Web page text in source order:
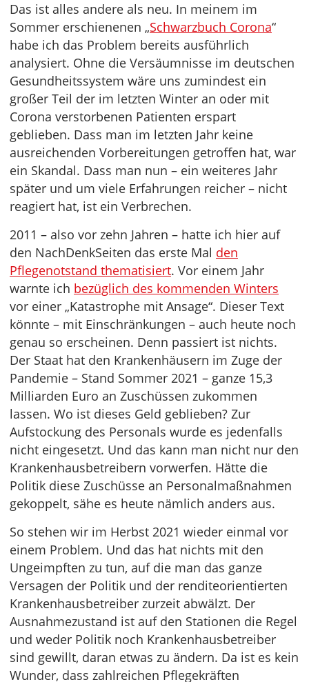
Das ist alles andere als neu. In meinem im
Sommer erschienenen „Schwarzbuch Corona“
habe ich das Problem bereits ausführlich
analysiert. Ohne die Versäumnisse im deutschen
Gesundheitssystem wäre uns zumindest ein
großer Teil der im letzten Winter an oder mit
Corona verstorbenen Patienten erspart
geblieben. Dass man im letzten Jahr keine
ausreichenden Vorbereitungen getroffen hat, war
ein Skandal. Dass man nun – ein weiteres Jahr
später und um viele Erfahrungen reicher – nicht
reagiert hat, ist ein Verbrechen.
2011 – also vor zehn Jahren – hatte ich hier auf
den NachDenkSeiten das erste Mal den
Pflegenotstand thematisiert. Vor einem Jahr
warnte ich bezüglich des kommenden Winters
vor einer „Katastrophe mit Ansage“. Dieser Text
könnte – mit Einschränkungen – auch heute noch
genau so erscheinen. Denn passiert ist nichts.
Der Staat hat den Krankenhäusern im Zuge der
Pandemie – Stand Sommer 2021 – ganze 15,3
Milliarden Euro an Zuschüssen zukommen
lassen. Wo ist dieses Geld geblieben? Zur
Aufstockung des Personals wurde es jedenfalls
nicht eingesetzt. Und das kann man nicht nur den
Krankenhausbetreibern vorwerfen. Hätte die
Politik diese Zuschüsse an Personalmaßnahmen
gekoppelt, sähe es heute nämlich anders aus.
So stehen wir im Herbst 2021 wieder einmal vor
einem Problem. Und das hat nichts mit den
Ungeimpften zu tun, auf die man das ganze
Versagen der Politik und der renditeorientierten
Krankenhausbetreiber zurzeit abwälzt. Der
Ausnahmezustand ist auf den Stationen die Regel
und weder Politik noch Krankenhausbetreiber
sind gewillt, daran etwas zu ändern. Da ist es kein
Wunder, dass zahlreichen Pflegekräften